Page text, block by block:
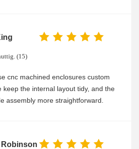
(15)
cnc machined enclosures custom
keep the internal layout tidy, and the
assembly more straightforward.
Robinson